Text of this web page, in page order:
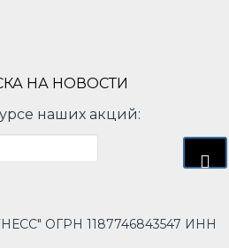
НА НОВОСТИ
наших акций:
ОГРН 1187746843547 ИНН